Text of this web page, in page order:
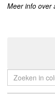
Meer info over